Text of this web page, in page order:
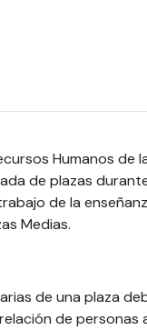
Humanos de
de plazas
de la
Medias.
de una plaza
de